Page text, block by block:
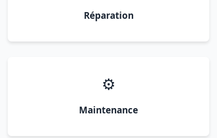
Réparation
⚙️
Maintenance